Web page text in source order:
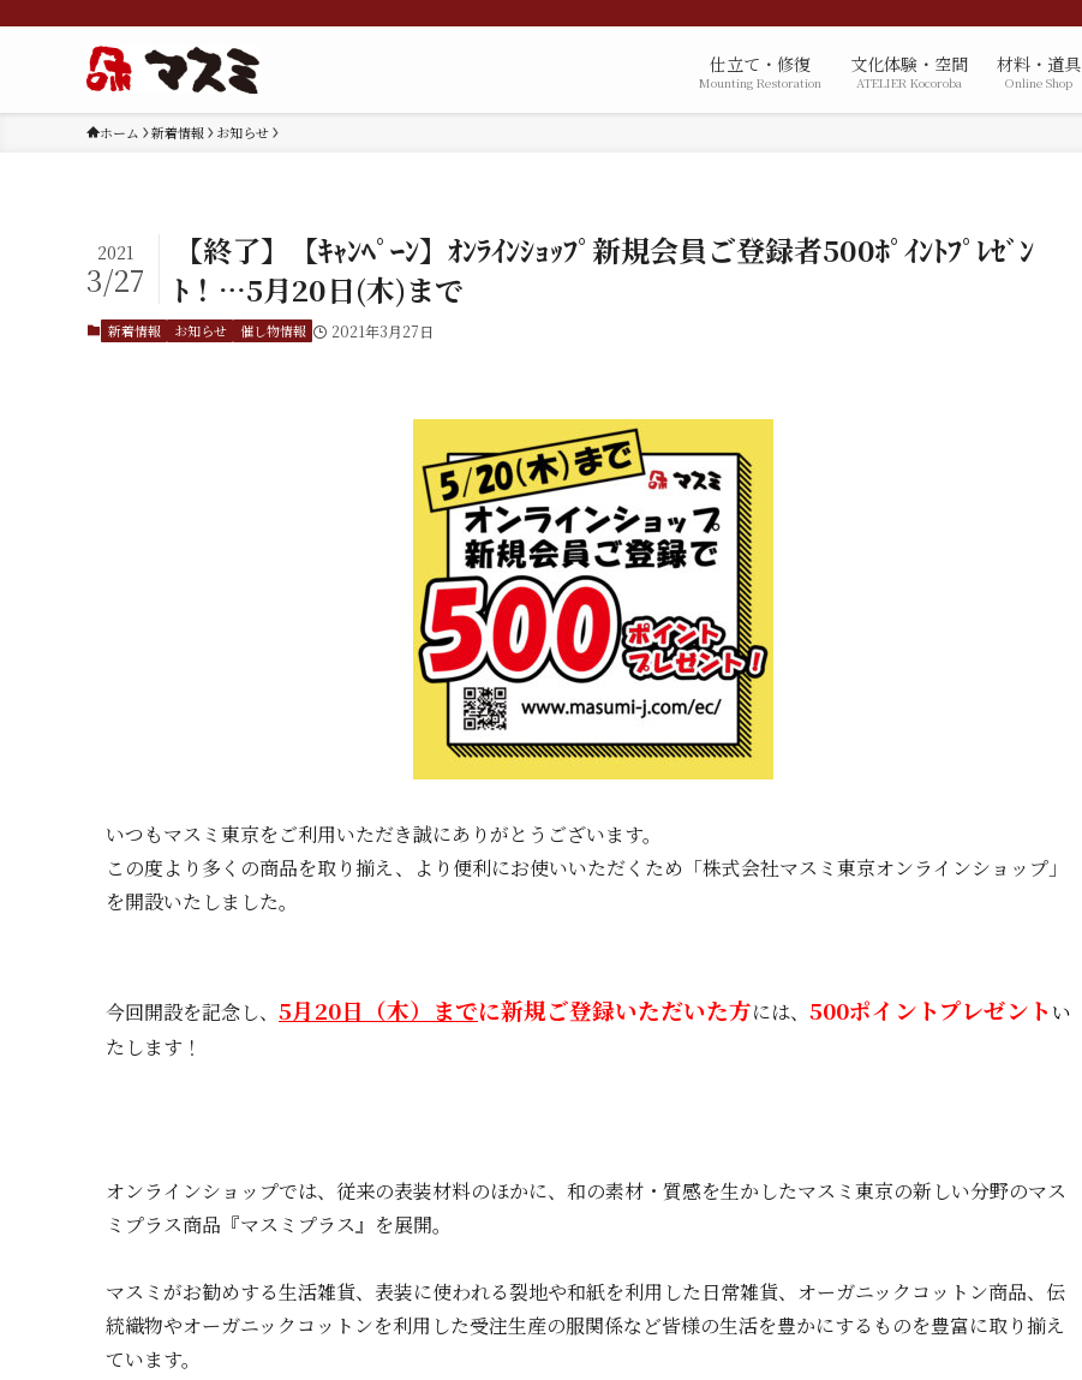
仕立て・修復
Mounting Restoration
文化体験・空間
ATELIER Kocoroba
材料・道具
Online Shop
ホーム 新着情報 お知らせ
【終了】【ｷｬﾝﾍﾟｰﾝ】ｵﾝﾗｲﾝｼｮｯﾌﾟ新規会員ご登録者500ﾎﾟｲﾝﾄﾌﾟﾚｾﾞﾝ
ﾄ！…5月20日(木)まで
2021
3/27
新着情報 お知らせ 催し物情報 2021年3月27日
いつもマスミ東京をご利用いただき誠にありがとうございます。
この度より多くの商品を取り揃え、より便利にお使いいただくため「株式会社マスミ東京オンラインショップ」
を開設いたしました。
今回開設を記念し、 5月20日（木）までに新規ご登録いただいた方には、 500ポイントプレゼント い
たします！
オンラインショップでは、従来の表装材料のほかに、和の素材・質感を生かしたマスミ東京の新しい分野のマス
ミプラス商品『マスミプラス』を展開。
マスミがお勧めする生活雑貨、表装に使われる裂地や和紙を利用した日常雑貨、オーガニックコットン商品、伝
統織物やオーガニックコットンを利用した受注生産の服関係など皆様の生活を豊かにするものを豊富に取り揃え
ています。